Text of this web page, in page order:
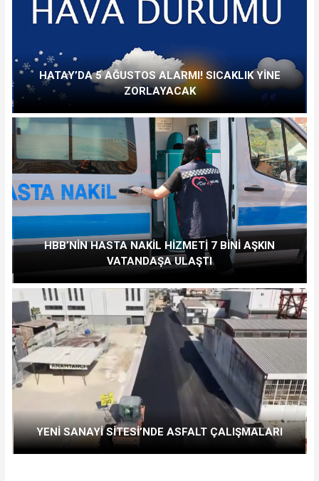
HATAY’DA 5 AĞUSTOS ALARMI! SICAKLIK YİNE
ZORLAYACAK
HBB’NİN HASTA NAKİL HİZMETİ 7 BİNİ AŞKIN
VATANDAŞA ULAŞTI
YENİ SANAYİ SİTESİ’NDE ASFALT ÇALIŞMALARI